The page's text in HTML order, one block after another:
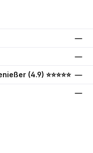
(4.9) ⭐⭐⭐⭐⭐